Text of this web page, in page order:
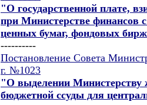
"О государственной плате,
при Министерстве финансов
ценных бумаг, фондовых
----------
Постановление Совета
г. №1023
"О выделении Министерству
бюджетной ссуды для